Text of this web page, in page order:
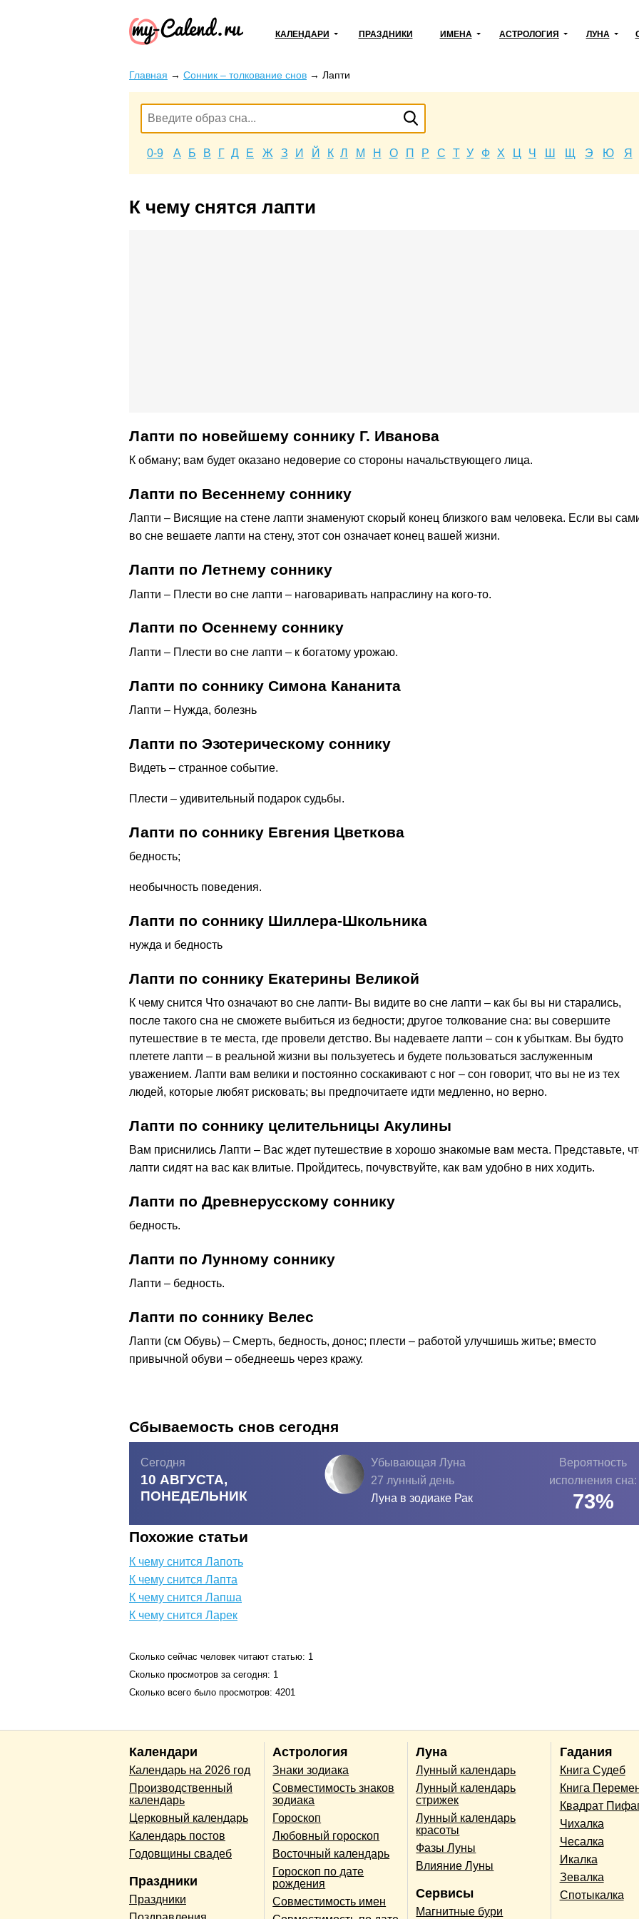
КАЛЕНДАРИ ПРАЗДНИКИ ИМЕНА АСТРОЛОГИЯ ЛУНА
Главная → Сонник – толкование снов → Лапти
0-9 А Б В Г Д Е Ж З И Й К Л М Н О П Р С Т У Ф Х Ц Ч Ш Щ Э Ю Я
К чему снятся лапти
Лапти по новейшему соннику Г. Иванова
К обману; вам будет оказано недоверие со стороны начальствующего лица.
Лапти по Весеннему соннику
Лапти – Висящие на стене лапти знаменуют скорый конец близкого вам человека. Если вы
во сне вешаете лапти на стену, этот сон означает конец вашей жизни.
Лапти по Летнему соннику
Лапти – Плести во сне лапти – наговаривать напраслину на кого-то.
Лапти по Осеннему соннику
Лапти – Плести во сне лапти – к богатому урожаю.
Лапти по соннику Симона Кананита
Лапти – Нужда, болезнь
Лапти по Эзотерическому соннику
Видеть – странное событие.
Плести – удивительный подарок судьбы.
Лапти по соннику Евгения Цветкова
бедность;
необычность поведения.
Лапти по соннику Шиллера-Школьника
нужда и бедность
Лапти по соннику Екатерины Великой
К чему снится Что означают во сне лапти- Вы видите во сне лапти – как бы вы ни старались,
после такого сна не сможете выбиться из бедности; другое толкование сна: вы совершите
путешествие в те места, где провели детство. Вы надеваете лапти – сон к убыткам. Вы будто
плетете лапти – в реальной жизни вы пользуетесь и будете пользоваться заслуженным
уважением. Лапти вам велики и постоянно соскакивают с ног – сон говорит, что вы не из тех
людей, которые любят рисковать; вы предпочитаете идти медленно, но верно.
Лапти по соннику целительницы Акулины
Вам приснились Лапти – Вас ждет путешествие в хорошо знакомые вам места. Представьте,
лапти сидят на вас как влитые. Пройдитесь, почувствуйте, как вам удобно в них ходить.
Лапти по Древнерусскому соннику
бедность.
Лапти по Лунному соннику
Лапти – бедность.
Лапти по соннику Велес
Лапти (см Обувь) – Смерть, бедность, донос; плести – работой улучшишь житье; вместо
привычной обуви – обеднеешь через кражу.
Сбываемость снов сегодня
Сегодня
10 АВГУСТА,
ПОНЕДЕЛЬНИК
Убывающая Луна
27 лунный день
Луна в зодиаке Рак
Вероятность
исполнения сна:
73%
Похожие статьи
К чему снится Лапоть
К чему снится Лапта
К чему снится Лапша
К чему снится Ларек
Сколько сейчас человек читают статью: 1
Сколько просмотров за сегодня: 1
Сколько всего было просмотров: 4201
Календари
Календарь на 2026 год
Производственный
календарь
Церковный календарь
Календарь постов
Годовщины свадеб
Праздники
Праздники
Астрология
Знаки зодиака
Совместимость знаков
зодиака
Гороскоп
Любовный гороскоп
Восточный календарь
Гороскоп по дате
рождения
Совместимость имен
Луна
Лунный календарь
Лунный календарь
стрижек
Лунный календарь
красоты
Фазы Луны
Влияние Луны
Сервисы
Магнитные бури
Гадания
Книга Судеб
Книга
Квадрат
Чихалка
Чесалка
Икалка
Зевалка
Спотыкалка